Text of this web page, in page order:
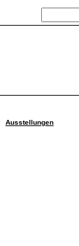
Ausstellungen